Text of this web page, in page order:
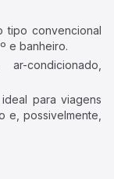
tipo convencional
e banheiro.
condicionado,
para viagens
e, possivelmente,